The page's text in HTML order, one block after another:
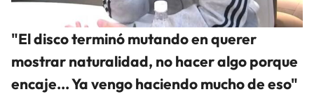
"El disco terminó mutando en querer
mostrar naturalidad, no hacer algo porque
encaje... Ya vengo haciendo mucho de eso"